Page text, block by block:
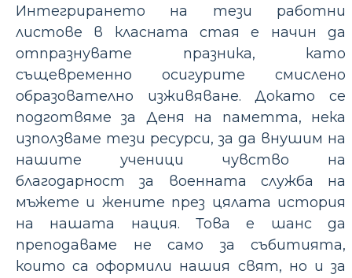
Интегрирането на тези работни
листове в класната стая е начин да
отпразнувате празника, като
същевременно осигурите смислено
образователно изживяване. Докато се
подготвяме за Деня на паметта, нека
използваме тези ресурси, за да внушим на
нашите ученици чувство на
благодарност за военната служба на
мъжете и жените през цялата история
на нашата нация. Това е шанс да
преподаваме не само за събитията,
които са оформили нашия свят, но и за